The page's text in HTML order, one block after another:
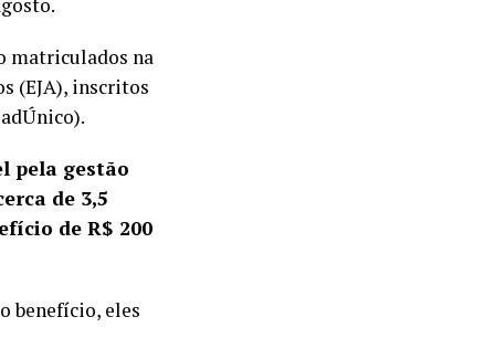
matriculados na
(EJA), inscritos
pela gestão
de 3,5
de R$ 200
benefício, eles